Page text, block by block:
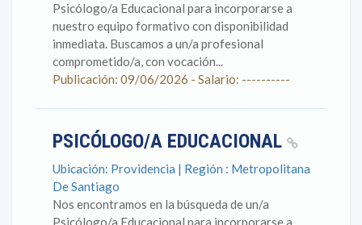
Psicólogo/a Educacional para incorporarse a
nuestro equipo formativo con disponibilidad
inmediata. Buscamos a un/a profesional
comprometido/a, con vocación...
Publicación: 09/06/2026 - Salario: ----------
PSICÓLOGO/A EDUCACIONAL
Ubicación: Providencia | Región : Metropolitana
De Santiago
Nos encontramos en la búsqueda de un/a
Psicólogo/a Educacional para incorporarse a